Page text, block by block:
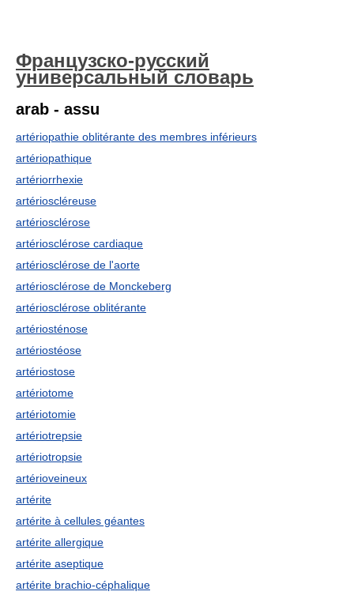
Французско-русский
универсальный словарь
arab - assu
artériopathie oblitérante des membres inférieurs
artériopathique
artériorrhexie
artérioscléreuse
artériosclérose
artériosclérose cardiaque
artériosclérose de l'aorte
artériosclérose de Monckeberg
artériosclérose oblitérante
artériosténose
artériostéose
artériostose
artériotome
artériotomie
artériotrepsie
artériotropsie
artérioveineux
artérite
artérite à cellules géantes
artérite allergique
artérite aseptique
artérite brachio-céphalique